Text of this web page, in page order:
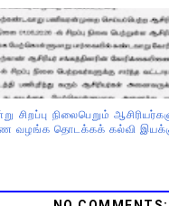
சிறப்பு நிலைபெறும்
வழங்க தொடக்கக் கல்வி